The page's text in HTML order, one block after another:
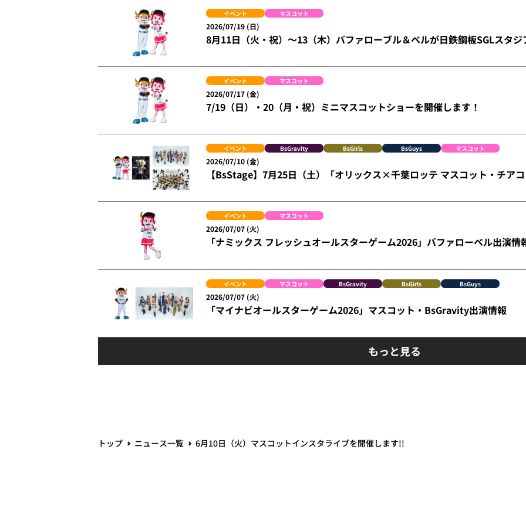
イベント マスコット
2026/07/19 (日)
8月11日（火・祝）～13（木）バファローブル＆ベルが日鉄鋼板SGLスタ
イベント マスコット
2026/07/17 (金)
7/19（日）・20（月・祝）ミニマスコットショーを開催します！
イベント BsGravity BsGirls BsGuys マスコット
2026/07/10 (金)
【BsStage】7月25日（土）「オリックス×千葉ロッテ マスコット・チア
イベント マスコット
2026/07/07 (火)
「ナミックス フレッシュオールスターゲーム2026」バファローベル出演情
イベント マスコット BsGravity BsGirls BsGuys
2026/07/07 (火)
「マイナビオールスターゲーム2026」マスコット・BsGravity出演情報
もっと見る
トップ ニュース一覧 6月10日（火）マスコットインスタライブを開催します!!